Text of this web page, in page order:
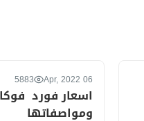
06 Apr, 2022
5883
اسعار فورد
ومواصفاتها